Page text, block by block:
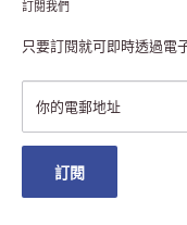
私隱聲明
註冊NESCAFÉ® Dolce
退貨或更換
常見問題
雀巢會員獎賞
澳門地區送貨
訂閱我們
只要訂閱就可即時透過電
你的電郵地址
訂閱